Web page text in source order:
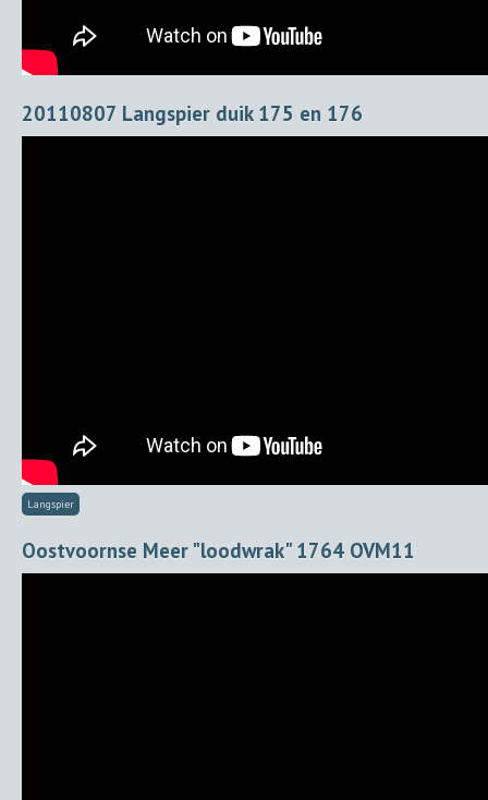
20110807 Langspier duik 175 en 176
Langspier
Oostvoornse Meer "loodwrak" 1764 OVM11